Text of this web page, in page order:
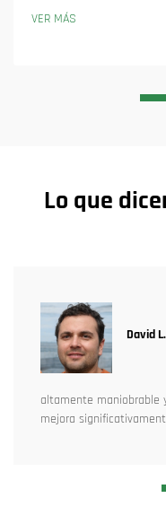
la producción en marcha.
VER MÁS
Lo que
David L.
altamente maniobrable
mejora